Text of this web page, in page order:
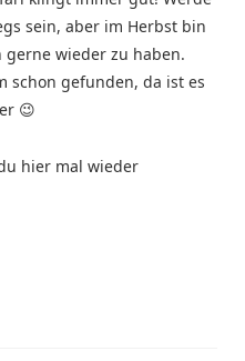
sein, aber im Herbst bin
wieder zu haben.
schon gefunden, da ist es
😉
hier mal wieder